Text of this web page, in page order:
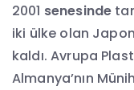
2001 senesinde
iki ülke olan
kaldı. Avrupa
Almanya’nın